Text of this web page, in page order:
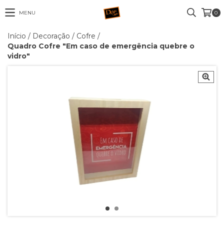
MENU 0
Início / Decoração / Cofre /
Quadro Cofre "Em caso de emergência quebre o
vidro"